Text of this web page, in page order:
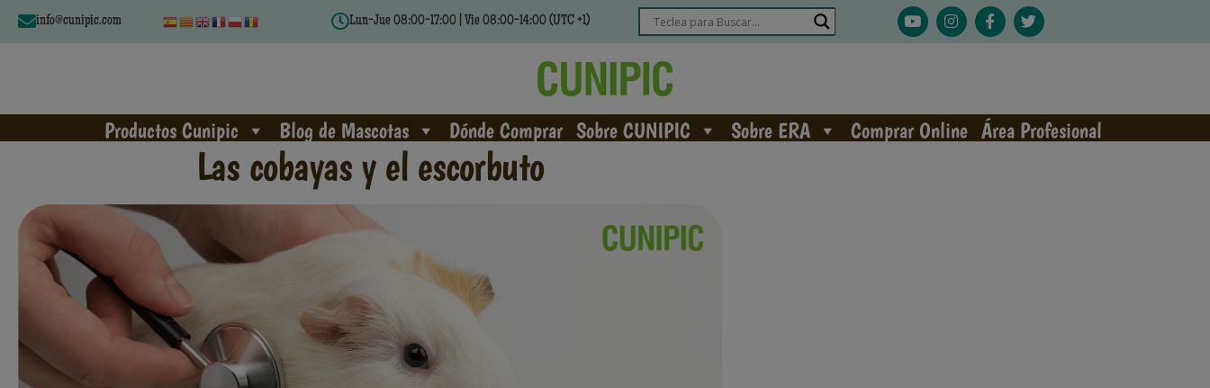
info@cunipic.com Lun-Jue 08:00-17:00 | Vie 08:00-14:00 (UTC +1)
Productos Cunipic Blog de Mascotas Dónde Comprar Sobre CUNIPIC Sobre ERA Comprar Online Área Profesional
Las cobayas y el escorbuto